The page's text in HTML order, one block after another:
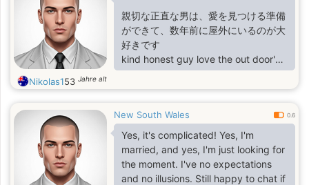
親切な正直な男は、愛を見つける準備
ができて、数年前に屋外にいるのが大
好きです
kind honest guy love the out door's
ready to find love
Nikolas153 Jahre alt
New South Wales 0.6
Yes, it's complicated! Yes, I'm
married, and yes, I'm just looking for
the moment. I've no expectations
and no illusions. Still happy to chat if